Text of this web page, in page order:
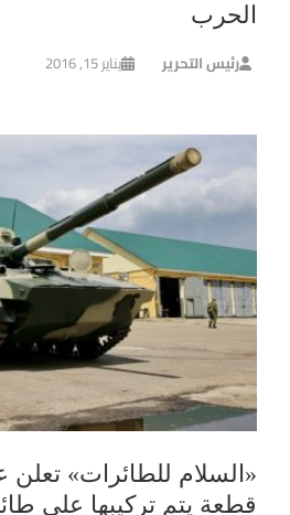
الحرب
رئيس التحرير يناير 15, 2016
«السلام للطائرات»
قطعة يتم تركيبها على